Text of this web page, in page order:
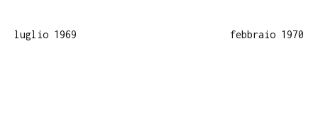
luglio 1969 febbraio 1970